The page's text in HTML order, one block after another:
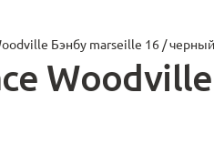
Бэнбу marseille 16 /